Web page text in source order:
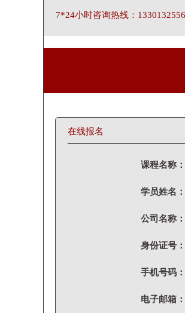
7*24小时咨询热线：
在线报名
课程名称：
学员姓名：
公司名称：
身份证号：
手机号码：
电子邮箱：